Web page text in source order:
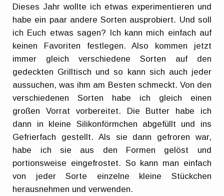
Dieses Jahr wollte ich etwas experimentieren und
habe ein paar andere Sorten ausprobiert. Und soll
ich Euch etwas sagen? Ich kann mich einfach auf
keinen Favoriten festlegen. Also kommen jetzt
immer gleich verschiedene Sorten auf den
gedeckten Grilltisch und so kann sich auch jeder
aussuchen, was ihm am Besten schmeckt. Von den
verschiedenen Sorten habe ich gleich einen
großen Vorrat vorbereitet. Die Butter habe ich
dann in kleine Silikonförmchen abgefüllt und ins
Gefrierfach gestellt. Als sie dann gefroren war,
habe ich sie aus den Formen gelöst und
portionsweise eingefrostet. So kann man einfach
von jeder Sorte einzelne kleine Stückchen
herausnehmen und verwenden.